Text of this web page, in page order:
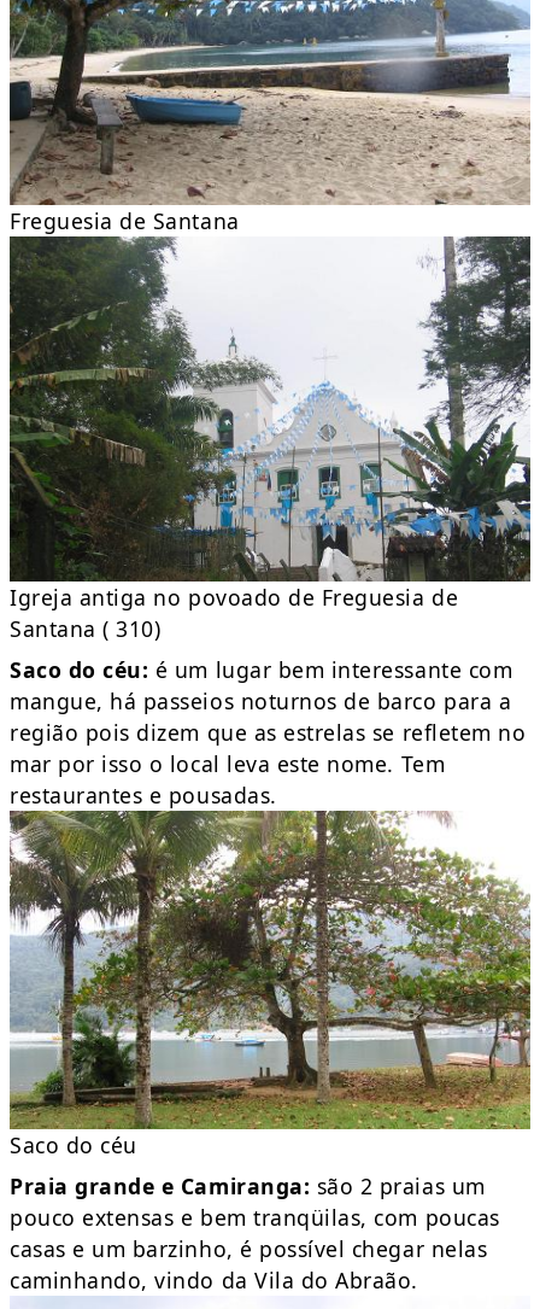
Freguesia de Santana
Igreja antiga no povoado de Freguesia de
Santana ( 310)
Saco do céu: é um lugar bem interessante com
mangue, há passeios noturnos de barco para a
região pois dizem que as estrelas se refletem no
mar por isso o local leva este nome. Tem
restaurantes e pousadas.
Saco do céu
Praia grande e Camiranga: são 2 praias um
pouco extensas e bem tranqüilas, com poucas
casas e um barzinho, é possível chegar nelas
caminhando, vindo da Vila do Abraão.